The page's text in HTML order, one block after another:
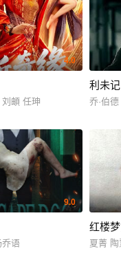
4.0
頔 任珅
利未记
乔·伯
9.0
乔语
红楼
夏菁